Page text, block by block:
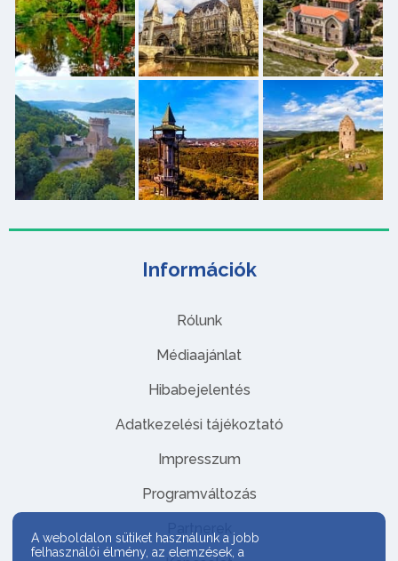
Információk
Rólunk
Médiaajánlat
Hibabejelentés
Adatkezelési tájékoztató
Impresszum
Programváltozás
Partnerek
A weboldalon sütiket használunk a jobb
felhasználói élmény, az elemzések, a